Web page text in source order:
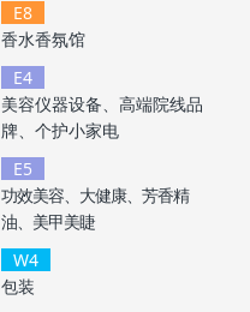
E8
香水香氛馆
E4
美容仪器设备、高端院线品
牌、个护小家电
E5
功效美容、大健康、芳香精
油、美甲美睫
W4
包装